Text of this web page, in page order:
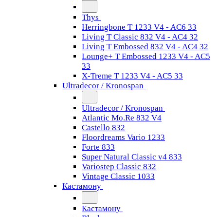
Thys
Herringbone T 1233 V4 - AC6 33
Living T Classic 832 V4 - AC4 32
Living T Embossed 832 V4 - AC4 32
Lounge+ T Embossed 1233 V4 - AC5
33
X-Treme T 1233 V4 - AC5 33
Ultradecor / Kronospan
Ultradecor / Kronospan
Atlantic Mo.Re 832 V4
Castello 832
Floordreams Vario 1233
Forte 833
Super Natural Classic v4 833
Variostep Classic 832
Vintage Classic 1033
Кастамону
Кастамону